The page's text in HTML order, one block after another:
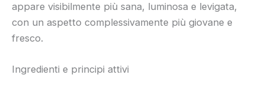
appare visibilmente più sana, luminosa e levigata,
con un aspetto complessivamente più giovane e
fresco.
Ingredienti e principi attivi